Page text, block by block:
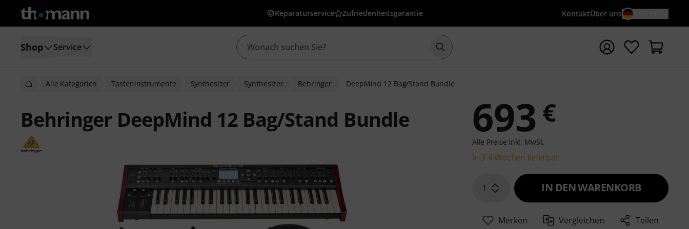
Reparaturservice Zufriedenheitsgarantie KontaktÜber uns
Shop Service Suche mit Suchwort {searchTerm} starten
Alle Kategorien Tasteninstrumente Synthesizer Synthesizer Behringer DeepMind 12 Bag/Stand Bundle
Behringer DeepMind 12 Bag/Stand Bundle 693 €
Alle Preise inkl. MwSt.
In 3-4 Wochen lieferbar
1 IN DEN WARENKORB
Merken Vergleichen Teilen